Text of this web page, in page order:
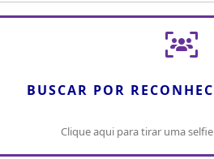
BUSCAR POR
Clique aqui para tirar uma